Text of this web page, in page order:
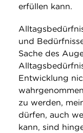
erfüllen kann.
und
Sache des
Entwicklung
zu werden,
dürfen, auch
kann, sind